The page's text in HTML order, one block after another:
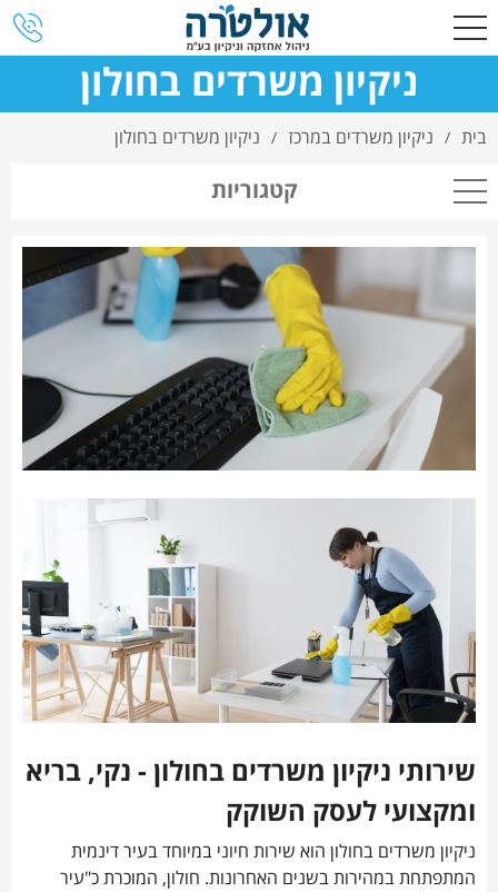
ניקיון משרדים בחולון
בית / ניקיון משרדים במרכז / ניקיון משרדים בחולון
קטגוריות
שירותי ניקיון משרדים בחולון - נקי, בריא
ומקצועי לעסק השוקק
ניקיון משרדים בחולון הוא שירות חיוני במיוחד בעיר דינמית
המתפתחת במהירות בשנים האחרונות. חולון, המוכרת כ"עיר